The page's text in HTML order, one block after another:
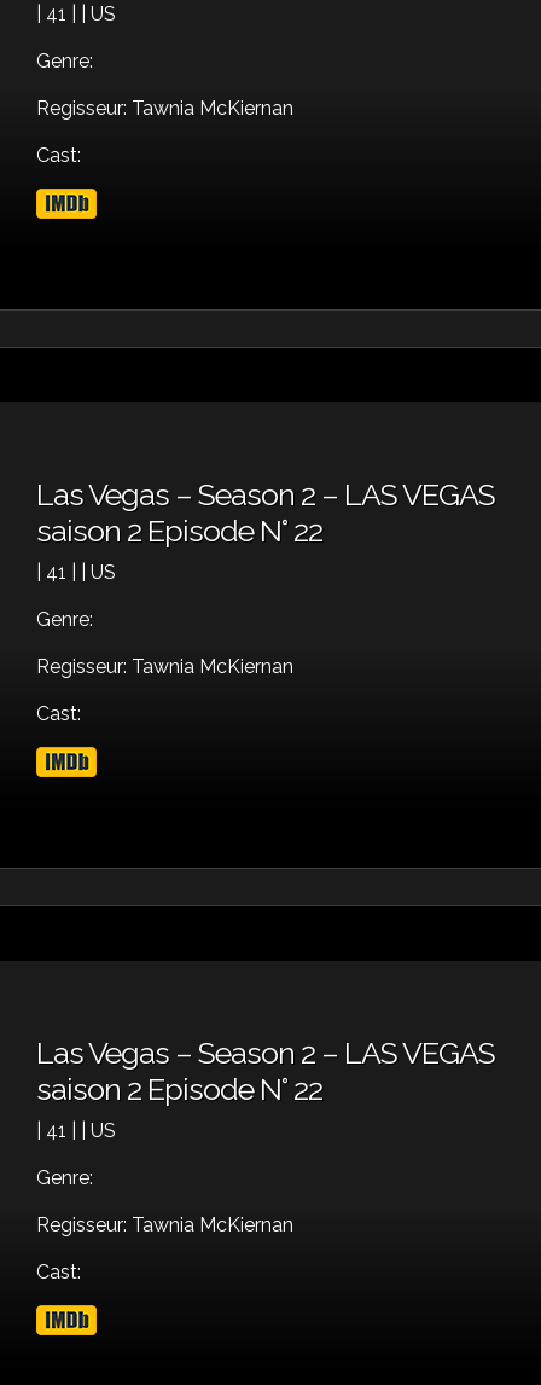
| 41 | | US
Genre:
Regisseur: Tawnia McKiernan
Cast:
Las Vegas – Season 2 – LAS VEGAS
saison 2 Episode N° 22
| 41 | | US
Genre:
Regisseur: Tawnia McKiernan
Cast:
Las Vegas – Season 2 – LAS VEGAS
saison 2 Episode N° 22
| 41 | | US
Genre:
Regisseur: Tawnia McKiernan
Cast: